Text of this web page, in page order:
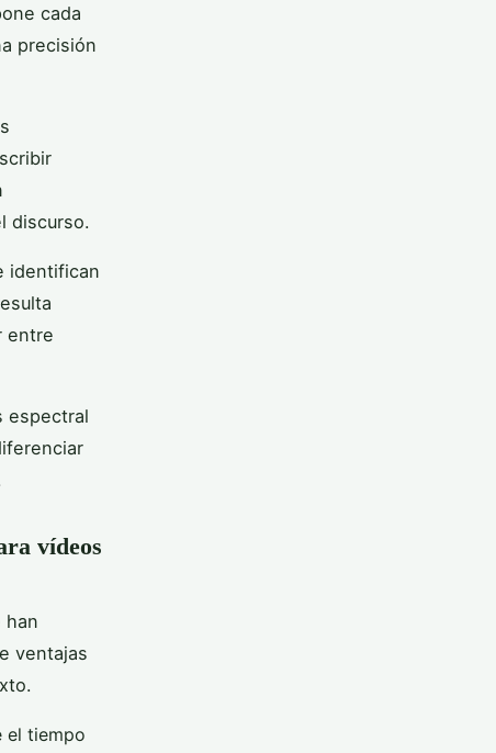
cada
precisión
discurso.
identifican
entre
espectral
vídeos
han
ventajas
el tiempo